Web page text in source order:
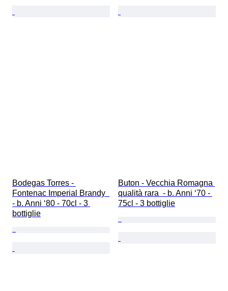
Bodegas Torres -
Fontenac Imperial Brandy
- b. Anni ‘80 - 70cl - 3
bottiglie
Buton - Vecchia Romagna
qualità rara  - b. Anni ‘70 -
75cl - 3 bottiglie